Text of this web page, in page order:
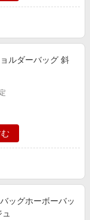
ルダーバッグ 斜
ッグホーボーバッ